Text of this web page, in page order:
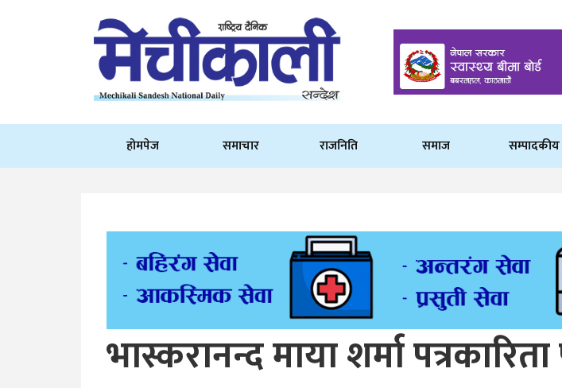
होमपेज समाचार राजनिति समाज सम्पादकीय
भास्करानन्द माया शर्मा